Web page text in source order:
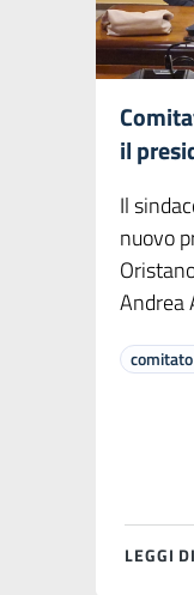
il
Il
nuovo
Andrea
LEGGI